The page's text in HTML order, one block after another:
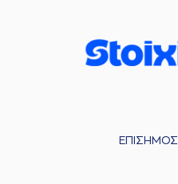
ΕΠΙΣΗΜΟΣ